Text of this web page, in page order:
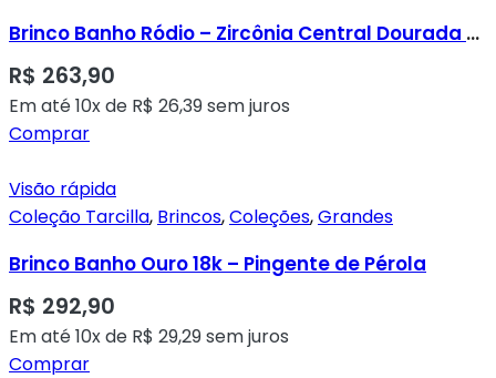
Brinco Banho Ródio – Zircônia Central Dourada Cravado Duplo em Zircônias Transparentes
R$ 263,90
Em até 10x de R$ 26,39sem juros
Comprar
Visão rápida
Coleção Tarcilla, Brincos,Coleções,Grandes
Brinco Banho Ouro 18k – Pingente de Pérola
R$ 292,90
Em até 10x de R$ 29,29sem juros
Comprar